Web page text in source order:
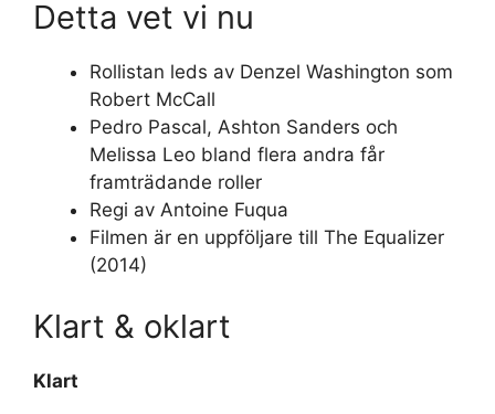
Detta vet vi nu
Rollistan leds av Denzel Washington som
Robert McCall
Pedro Pascal, Ashton Sanders och
Melissa Leo bland flera andra får
framträdande roller
Regi av Antoine Fuqua
Filmen är en uppföljare till The Equalizer
(2014)
Klart & oklart
Klart